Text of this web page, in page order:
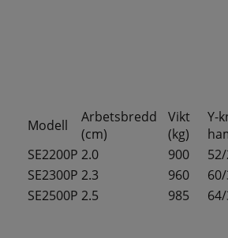
Modell
Arbetsbredd
(cm)
Vikt
(kg)
Y-
SE2200P 2.0 900
SE2300P 2.3 960
SE2500P 2.5 985